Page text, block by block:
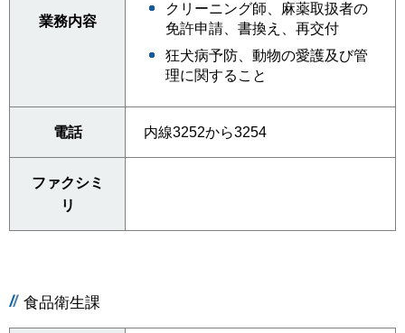
業務内容
クリーニング師、麻薬取扱者の
免許申請、書換え、再交付
狂犬病予防、動物の愛護及び管
理に関すること
電話 内線3252から3254
ファクシミ
リ
食品衛生課